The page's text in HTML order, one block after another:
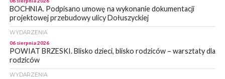
BOCHNIA. Podpisano umowę na wykonanie dokumentacji
projektowej przebudowy ulicy Dołuszyckiej
WYDARZENIA
06 sierpnia 2026
POWIAT BRZESKI. Blisko dzieci, blisko rodziców – warsztaty dla
rodziców
WYDARZENIA